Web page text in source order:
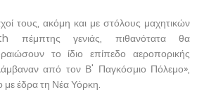
τους, ακόμη και με στόλους μαχητικών
πέμπτης γενιάς, πιθανότατα θα
το ίδιο επίπεδο αεροπορικής
από τον Β' Παγκόσμιο Πόλεμο»,
με έδρα τη Νέα Υόρκη.